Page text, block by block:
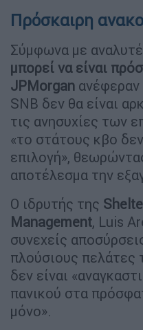
Πρόσκαιρη
Σύμφωνα με
μπορεί να είναι
JPMorgan ανέφεραν
SNB δεν θα είναι
τις ανησυχίες των
«το στάτους κβο
επιλογή»,
αποτέλεσμα την
Ο ιδρυτής της
Management, Luis
συνεχείς
πλούσιους πελάτες
δεν είναι
πανικού στα
μόνο».